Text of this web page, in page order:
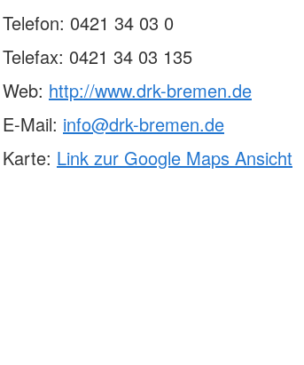
Telefon: 0421 34 03 0
Telefax: 0421 34 03 135
Web: http://www.drk-bremen.de
E-Mail: info@drk-bremen.de
Karte: Link zur Google Maps Ansicht